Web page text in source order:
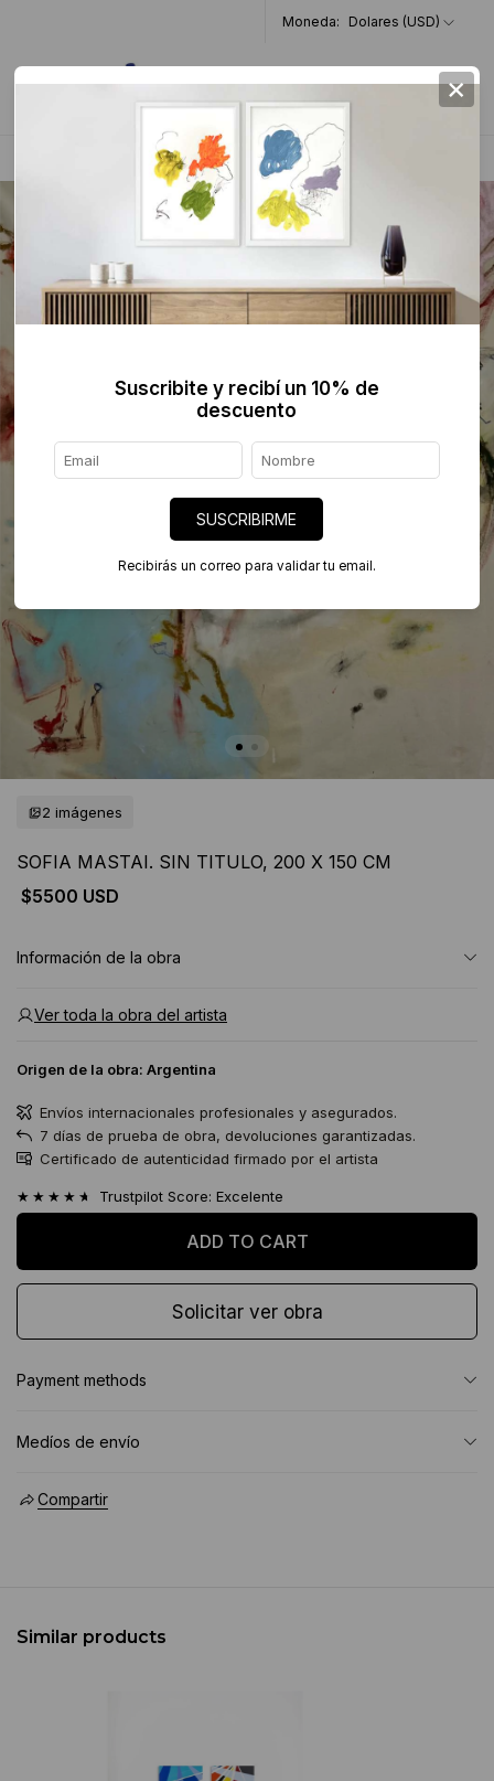
Moneda: Dolares (USD)
0
Abstracta >
2 imágenes
SOFIA MASTAI. SIN TITULO, 200 X 150 CM
$5500 USD
Información de la obra
Ver toda la obra del artista
Origen de la obra: Argentina
Envíos internacionales profesionales y asegurados.
7 días de prueba de obra, devoluciones garantizadas.
Certificado de autenticidad firmado por el artista
★★★★★ Trustpilot Score: Excelente
Solicitar ver obra
Payment methods
Medíos de envío
Compartir
Similar products
×
Suscribite y recibí un 10% de
descuento
SUSCRIBIRME
Recibirás un correo para validar tu email.